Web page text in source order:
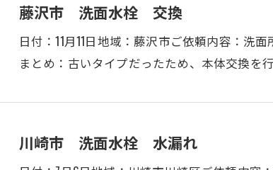
藤沢市 洗面水栓 交換
日付：11月11日地域：藤沢市ご依頼内容：洗
まとめ：古いタイプだったため、本体交換を
川崎市 洗面水栓 水漏れ